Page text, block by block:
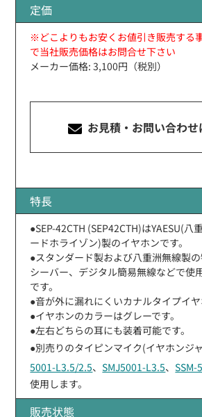
定価
※どこよりもお安くお値引き販売する
で当社販売価格はお問合せ下さい
メーカー価格: 3,100円（税別）
お見積・お問い合わせ
特長
●SEP-42CTH (SEP42CTH)はYAESU(八
ードホライゾン)製のイヤホンです。
●スタンダード製および八重洲無線製
シーバー、デジタル簡易無線などで使
です。
●音が外に漏れにくいカナルタイプイヤ
●イヤホンのカラーはグレーです。
●左右どちらの耳にも装着可能です。
●別売りのタイピンマイク(イヤホンジ
5001-L3.5/2.5、SMJ5001-L3.5、SSM-
使用します。
販売状態